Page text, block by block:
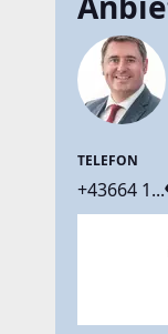
TELEFON
+43664 1...